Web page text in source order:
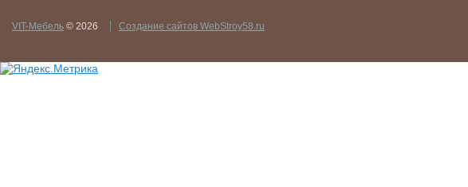
VIT-Мебель © 2026 Создание сайтов WebStroy58.ru